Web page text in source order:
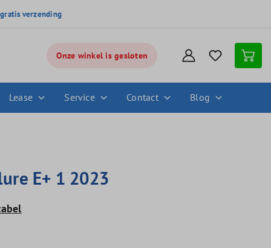
gratis verzending
Onze winkel is gesloten
Lease Service Contact Blog
E+ 1 2023